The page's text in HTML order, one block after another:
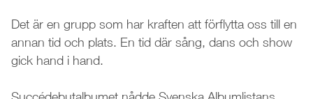
Det är en grupp som har kraften att förflytta oss till en
annan tid och plats. En tid där sång, dans och show
gick hand i hand.